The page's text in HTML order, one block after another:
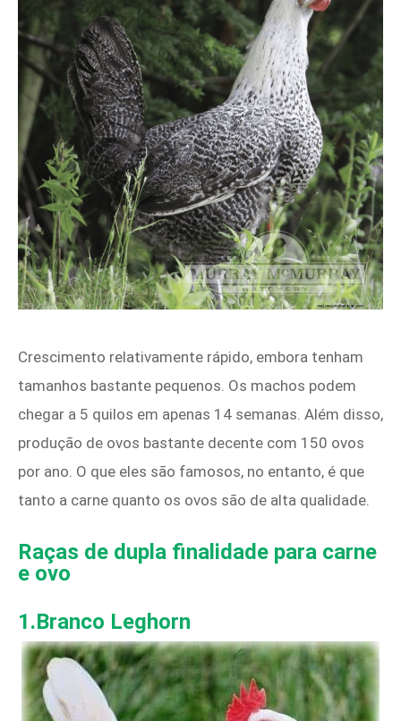
Crescimento relativamente rápido, embora tenham
tamanhos bastante pequenos. Os machos podem
chegar a 5 quilos em apenas 14 semanas. Além disso,
produção de ovos bastante decente com 150 ovos
por ano. O que eles são famosos, no entanto, é que
tanto a carne quanto os ovos são de alta qualidade.
Raças de dupla finalidade para carne
e ovo
1.Branco Leghorn